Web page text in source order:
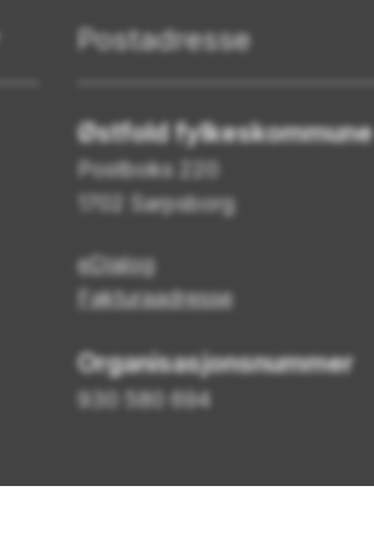
Postadresse
Østfold fylkeskommune
Postboks 220
1702 Sarpsborg
eDialog
Fakturaadresse
Organisasjonsnummer
930 580 694